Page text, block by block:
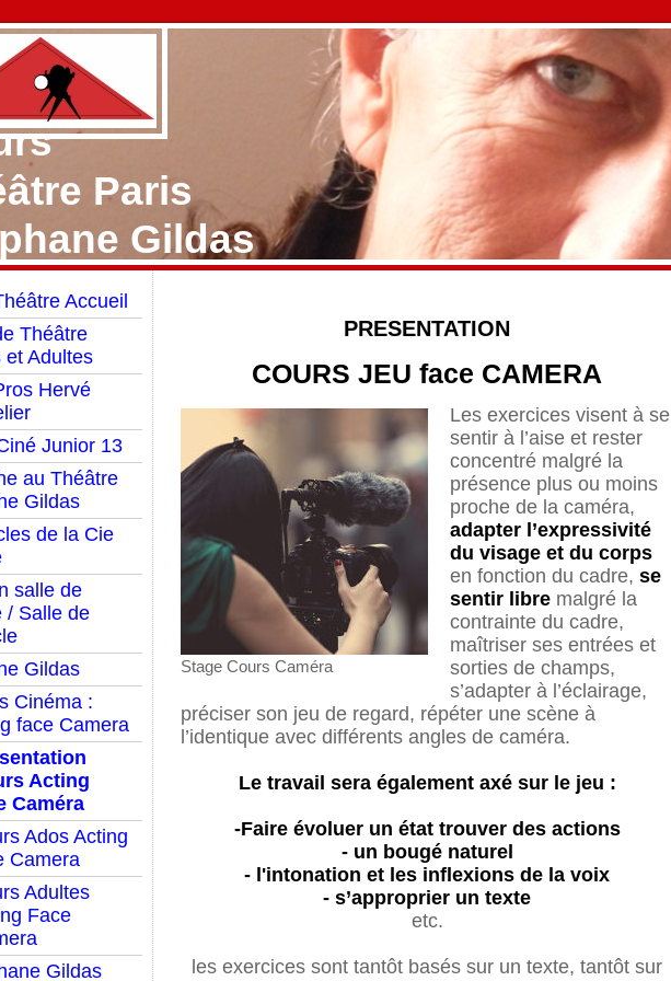
Paris
Gildas
Accueil
Théâtre
et Adultes
Hervé
Junior 13
au Théâtre
Gildas
de la Cie
salle de
/ Salle de
Gildas
Cinéma :
face Camera
Acting
Caméra
Ados Acting
Camera
Adultes
Face
Gildas
PRESENTATION
COURS JEU face CAMERA
Stage Cours Caméra
Les exercices visent à se
sentir à l’aise et rester
concentré malgré la
présence plus ou moins
proche de la caméra,
adapter l’expressivité
du visage et du corps
en fonction du cadre, se
sentir libre malgré la
contrainte du cadre,
maîtriser ses entrées et
sorties de champs,
s’adapter à l’éclairage,
préciser son jeu de regard, répéter une scène à
l’identique avec différents angles de caméra.
Le travail sera également axé sur le jeu :
-Faire évoluer un état trouver des actions
- un bougé naturel
- l'intonation et les inflexions de la voix
- s’approprier un texte
etc.
les exercices sont tantôt basés sur un texte, tantôt sur